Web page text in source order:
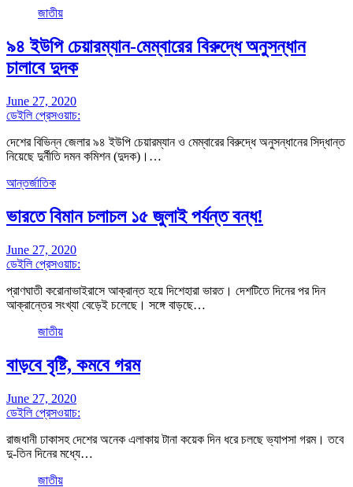
জাতীয়
৯৪ ইউপি চেয়ারম্যান-মেম্বারের বিরুদ্ধে অনুসন্ধান
চালাবে দুদক
June 27, 2020
ডেইলি প্রেসওয়াচ:
দেশের বিভিন্ন জেলার ৯৪ ইউপি চেয়ারম্যান ও মেম্বারের বিরুদ্ধে অনুসন্ধানের সিদ্ধান্ত
নিয়েছে দুর্নীতি দমন কমিশন (দুদক)।…
আন্তর্জাতিক
ভারতে বিমান চলাচল ১৫ জুলাই পর্যন্ত বন্ধ!
June 27, 2020
ডেইলি প্রেসওয়াচ:
প্রাণঘাতী করোনাভাইরাসে আক্রান্ত হয়ে দিশেহারা ভারত। দেশটিতে দিনের পর দিন
আক্রান্তের সংখ্যা বেড়েই চলেছে। সঙ্গে বাড়ছে…
জাতীয়
বাড়বে বৃষ্টি, কমবে গরম
June 27, 2020
ডেইলি প্রেসওয়াচ:
রাজধানী ঢাকাসহ দেশের অনেক এলাকায় টানা কয়েক দিন ধরে চলছে ভ্যাপসা গরম। তবে
দু-তিন দিনের মধ্যে…
জাতীয়